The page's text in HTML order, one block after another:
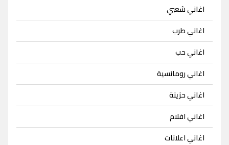
اغاني شعبي
اغاني طرب
اغاني حب
اغاني رومانسية
اغاني حزينة
اغاني افلام
اغاني اعلانات